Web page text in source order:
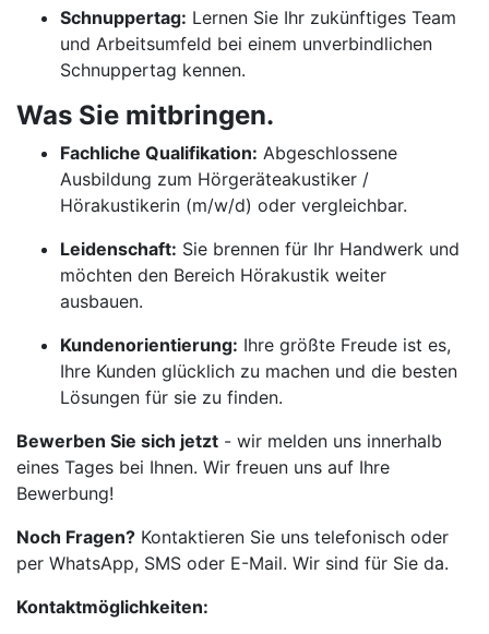
Schnuppertag: Lernen Sie Ihr zukünftiges Team
und Arbeitsumfeld bei einem unverbindlichen
Schnuppertag kennen.
Was Sie mitbringen.
Fachliche Qualifikation: Abgeschlossene
Ausbildung zum Hörgeräteakustiker /
Hörakustikerin (m/w/d) oder vergleichbar.
Leidenschaft: Sie brennen für Ihr Handwerk und
möchten den Bereich Hörakustik weiter
ausbauen.
Kundenorientierung: Ihre größte Freude ist es,
Ihre Kunden glücklich zu machen und die besten
Lösungen für sie zu finden.
Bewerben Sie sich jetzt - wir melden uns innerhalb
eines Tages bei Ihnen. Wir freuen uns auf Ihre
Bewerbung!
Noch Fragen? Kontaktieren Sie uns telefonisch oder
per WhatsApp, SMS oder E-Mail. Wir sind für Sie da.
Kontaktmöglichkeiten: